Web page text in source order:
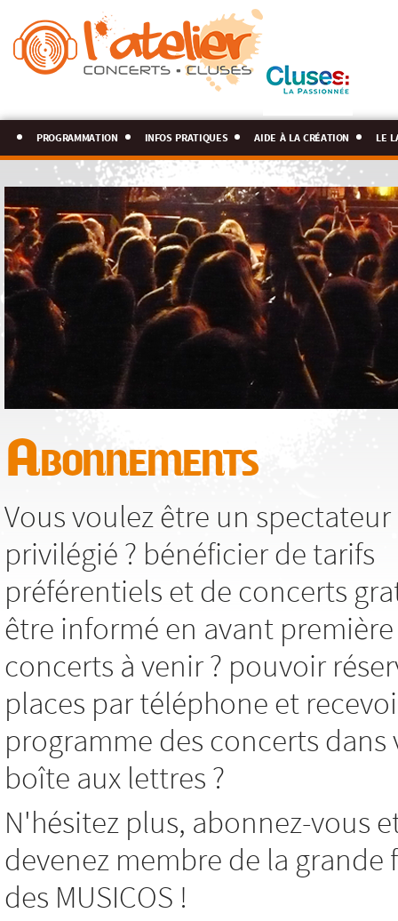
programmation infos pratiques aide à la création le
Abonnements
Vous voulez être un spectateur
privilégié ? bénéficier de tarifs
préférentiels et de concerts
être informé en avant
concerts à venir ? pouvoir
places par téléphone et
programme des concerts dans
boîte aux lettres ?
N'hésitez plus, abonnez-vous
devenez membre de la grande
des MUSICOS !